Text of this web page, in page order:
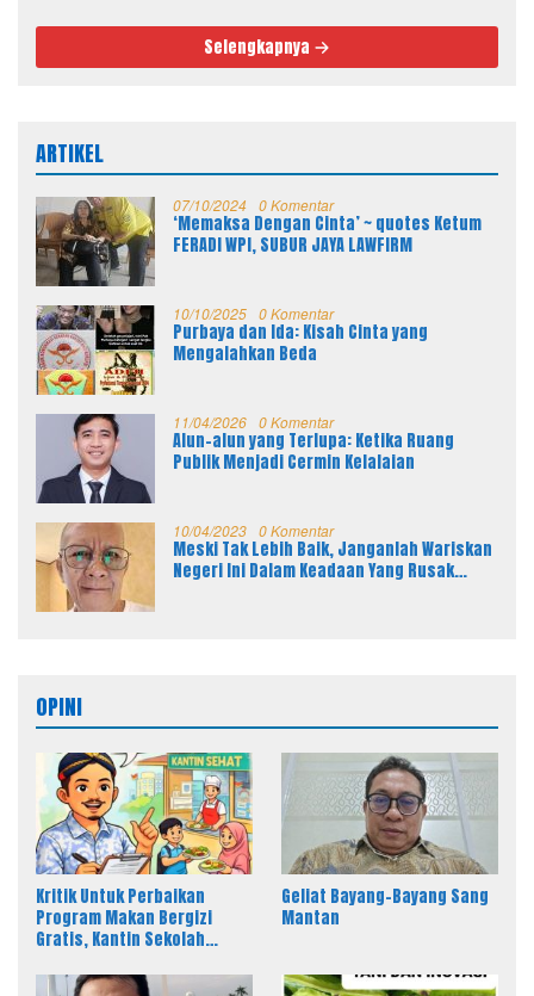
Selengkapnya
ARTIKEL
07/10/2024 0 Komentar
‘Memaksa Dengan Cinta’ ~ quotes Ketum
FERADI WPI, SUBUR JAYA LAWFIRM
10/10/2025 0 Komentar
Purbaya dan Ida: Kisah Cinta yang
Mengalahkan Beda
11/04/2026 0 Komentar
Alun-alun yang Terlupa: Ketika Ruang
Publik Menjadi Cermin Kelalaian
10/04/2023 0 Komentar
Meski Tak Lebih Baik, Janganlah Wariskan
Negeri Ini Dalam Keadaan Yang Rusak
OPINI
Kritik Untuk Perbaikan
Program Makan Bergizi
Gratis, Kantin Sekolah
Geliat Bayang-Bayang Sang
Mantan